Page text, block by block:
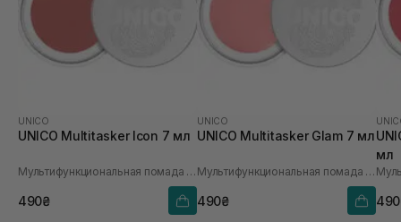
UNICO
UNICO Multitasker Icon 7 мл
Мультифункциональная помада для моно макияжа лица
490₴
UNICO
UNICO Multitasker Glam 7 мл
Мультифункциональная помада для моно макияжа лица
490₴
мл